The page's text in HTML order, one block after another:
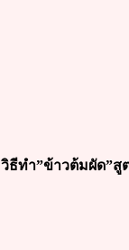
วิธีทำ”ข้าวต้มผัด”สู